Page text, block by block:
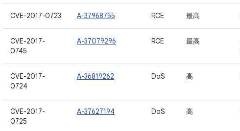
CVE-2017-0723 A-37968755 RCE 最高
CVE-2017-
0745
A-37079296 RCE 最高
CVE-2017-
0724
A-36819262 DoS 高
CVE-2017-
0725
A-37627194 DoS 高